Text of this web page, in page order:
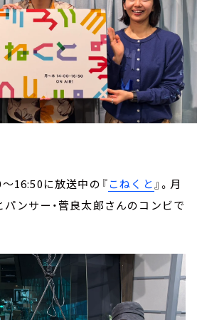
16:50に放送中の『こねくと』。月
ンサー・菅良太郎さんのコンビで